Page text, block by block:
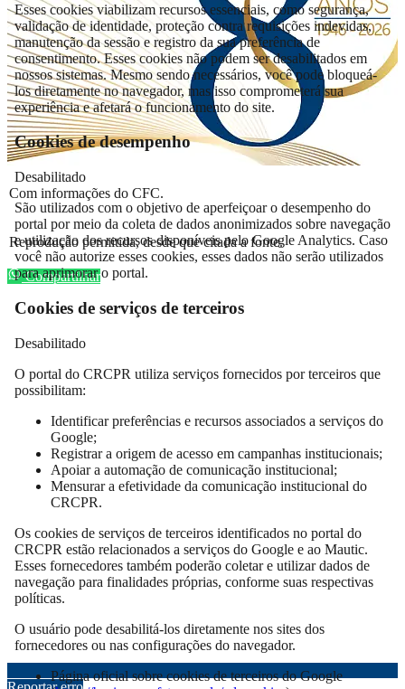
Com informações do CFC.
Reprodução permitida, desde que citada a fonte.
Compartilhar
Esses cookies viabilizam recursos essenciais, como segurança,
validação de identidade, proteção contra requisições indevidas,
manutenção da sessão e registro da sua preferência de
consentimento. Esses cookies não podem ser desabilitados em
nossos sistemas. Mesmo sendo necessários, você pode bloqueá-
los diretamente no navegador, mas isso comprometerá sua
experiência e afetará o funcionamento do site.
Cookies de desempenho
Desabilitado
São utilizados com o objetivo de aperfeiçoar o desempenho do
portal por meio da coleta de dados anonimizados sobre navegação
e utilização dos recursos disponíveis pelo Google Analytics. Caso
você não autorize esses cookies, esses dados não serão utilizados
para aprimorar o portal.
Cookies de serviços de terceiros
Desabilitado
O portal do CRCPR utiliza serviços fornecidos por terceiros que
possibilitam:
Identificar preferências e recursos associados a serviços do
Google;
Registrar a origem de acesso em campanhas institucionais;
Apoiar a automação de comunicação institucional;
Mensurar a efetividade da comunicação institucional do
CRCPR.
Os cookies de serviços de terceiros identificados no portal do
CRCPR estão relacionados a serviços do Google e ao Mautic.
Esses fornecedores também poderão coletar e utilizar dados de
navegação para finalidades próprias, conforme suas respectivas
políticas.
O usuário pode desabilitá-los diretamente nos sites dos
fornecedores ou nas configurações do navegador.
Página oficial sobre cookies de terceiros do Google